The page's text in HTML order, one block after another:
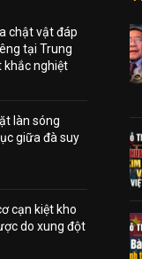
chật vật đáp
tại Trung
khắc nghiệt
làn sóng
giữa đà suy
cạn kiệt kho
do xung đột